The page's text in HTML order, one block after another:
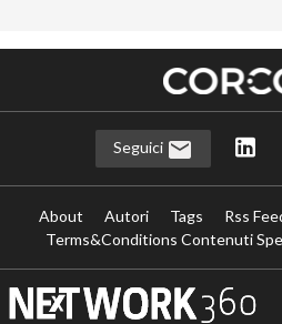
Seguici
About Autori Tags Rss
Terms&Conditions Contenuti